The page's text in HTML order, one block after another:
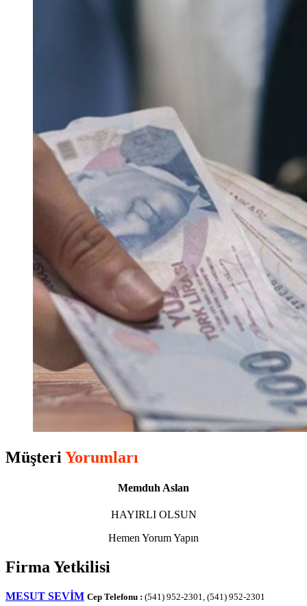
MüşteriYorumları
Memduh Aslan
HAYIRLI OLSUN
Hemen Yorum Yapın
Firma Yetkilisi
MESUT SEVİM Cep Telefonu : (541) 952-2301, (541) 952-2301